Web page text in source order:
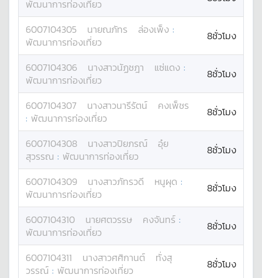
พัฒนาการท่องเที่ยว
6007104305 นายณภัทร ล่องเพ็ง :
พัฒนาการท่องเที่ยว
8ชั่วโมง
6007104306 นางสาวนัฏชฎา แซ่แดง :
พัฒนาการท่องเที่ยว
8ชั่วโมง
6007104307 นางสาวนารีรัตน์
คงเพ็ชร
: พัฒนาการท่องเที่ยว 8ชั่วโมง
6007104308 นางสาวปิยภรณ์
อุ๋ย
สุวรรณ : พัฒนาการท่องเที่ยว 8ชั่วโมง
6007104309 นางสาวภัทรวดี หนูผุด :
พัฒนาการท่องเที่ยว
8ชั่วโมง
6007104310 นายศตวรรษ คงจันทร์ :
พัฒนาการท่องเที่ยว
8ชั่วโมง
6007104311 นางสาวศศิกานต์
ทั่งสุ
วรรณ์ : พัฒนาการท่องเที่ยว 8ชั่วโมง